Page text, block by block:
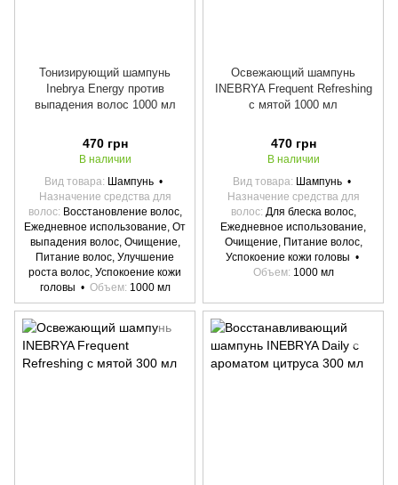
Тонизирующий шампунь
Inebrya Energy против
выпадения волос 1000 мл
470 грн
В наличии
Вид товара Шампунь
Назначение средства для
волос
Восстановление волос,
Ежедневное использование, От
выпадения волос, Очищение,
Питание волос, Улучшение
роста волос, Успокоение кожи
головы
Объем 1000 мл
Освежающий шампунь
INEBRYA Frequent Refreshing
с мятой 1000 мл
470 грн
В наличии
Вид товара Шампунь
Назначение средства для
волос Для блеска волос,
Ежедневное использование,
Очищение, Питание волос,
Успокоение кожи головы
Объем 1000 мл